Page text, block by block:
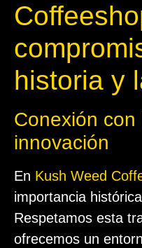
historia y
Conexión
innovación
En Kush Weed
importancia
Respetamos esta
ofrecemos un